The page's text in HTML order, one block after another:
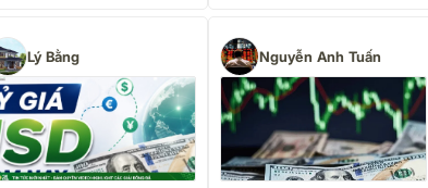
Lý Bằng Nguyễn Anh Tuấn